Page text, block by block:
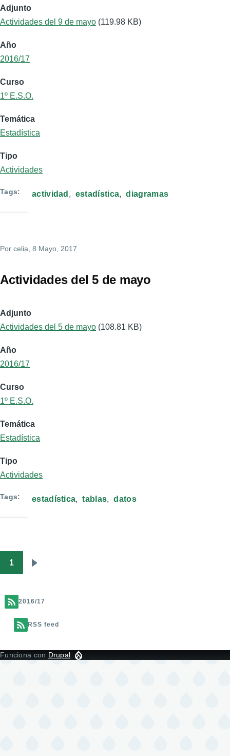
Adjunto
Actividades del 9 de mayo (119.98 KB)
Año
2016/17
Curso
1º E.S.O.
Temática
Estadística
Tipo
Actividades
Tags actividad estadística diagramas
Por celia, 8 Mayo, 2017
Actividades del 5 de mayo
Adjunto
Actividades del 5 de mayo (108.81 KB)
Año
2016/17
Curso
1º E.S.O.
Temática
Estadística
Tipo
Actividades
Tags estadística tablas datos
Paginación
1
2016/17
RSS feed
Funciona con Drupal